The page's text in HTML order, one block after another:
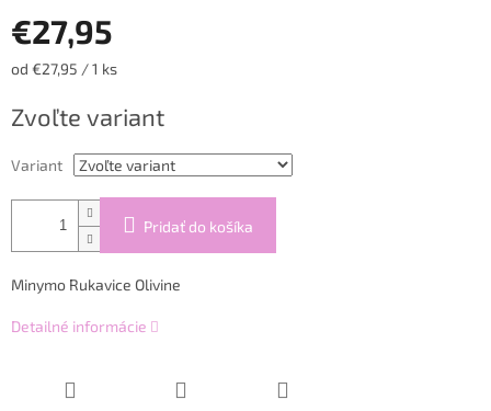
€27,95
Jednotková
od €27,95 / 1 ks
Zvoľte variant
Variant
Pridať do košíka
Minymo Rukavice Olivine
Detailné informácie